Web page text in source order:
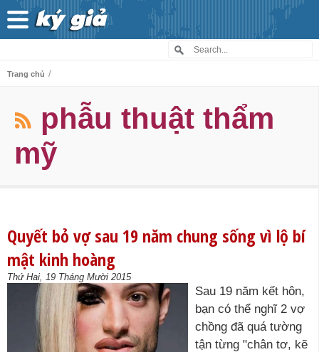
Trang chủ /
phẫu thuật thẩm
mỹ
Quyết bỏ vợ sau 19 năm chung sống vì lộ bí
mật kinh hoàng
Thứ Hai, 19 Tháng Mười 2015
Sau 19 năm kết hôn,
bạn có thể nghĩ 2 vợ
chồng đã quá tường
tận từng "chân tơ, kẽ